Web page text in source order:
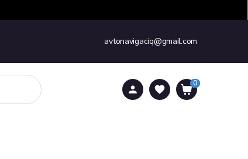
avtonavigaciq@gmail.com
0
0